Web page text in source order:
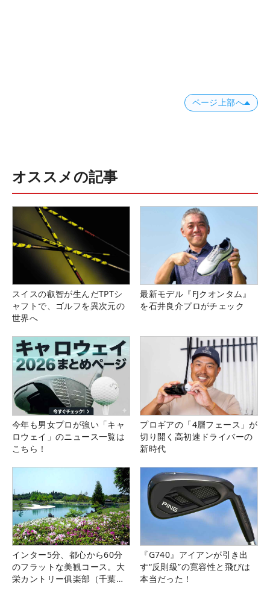
ページ上部へ
オススメの記事
スイスの叡智が生んだTPTシ
ャフトで、ゴルフを異次元の
世界へ
最新モデル『FJクオンタム』
を石井良介プロがチェック
今年も男女プロが強い「キャ
ロウェイ」のニュース一覧は
こちら！
プロギアの「4層フェース」が
切り開く高初速ドライバーの
新時代
インター5分、都心から60分
のフラットな美観コース。大
栄カントリー俱楽部（千葉
『G740』アイアンが引き出
す“反則級”の寛容性と飛びは
本当だった！